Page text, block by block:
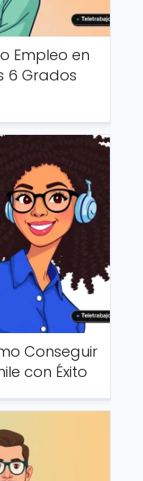
Empleo en
6 Grados
Conseguir
con Éxito